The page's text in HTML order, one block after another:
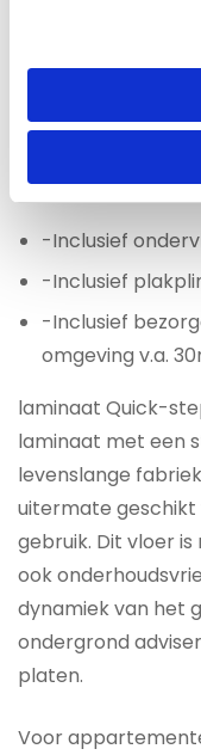
badkamer
einde van de
Laminaat All-in
-Inclusief
-Inclusief
-Inclusief
omgeving v.a.
laminaat Quick-
laminaat met een
levenslange
uitermate geschikt
gebruik. Dit vloer
ook
dynamiek van het
ondergrond
platen.
Voor